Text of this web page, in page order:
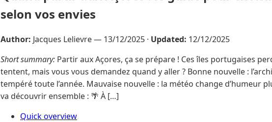
selon vos envies
Author: Jacques Lelievre — 13/12/2025 · Updated: 12/12/2025
Short summary: Partir aux Açores, ça se prépare ! Ces îles portugaises
tentent, mais vous vous demandez quand y aller ? Bonne nouvelle :
tempéré toute l’année. Mauvaise nouvelle : la météo change d’humeur
va découvrir ensemble : 🌴 À […]
Quick overview